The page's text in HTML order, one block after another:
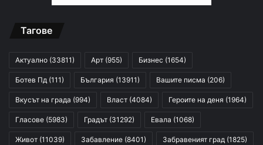
Тагове
Актуално (33811) Арт (955) Бизнес (1654)
Ботев Пд (111) България (13911) Вашите писма (206)
Вкусът на града (994) Власт (4084) Героите на деня (1964)
Гласове (5983) Градът (31292) Евала (1068)
Живот (11039) Забавление (8401) Забравеният град (1825)